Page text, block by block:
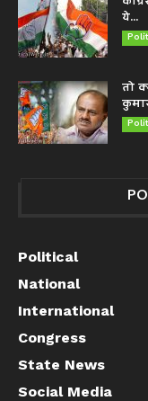
ये...
तो
Political
National
International
Congress
State News
Social Media